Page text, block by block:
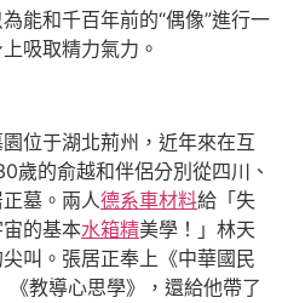
能和千百年前的“偶像”進行一
吸取精力氣力。
位于湖北荊州，近年來在互
歲的俞越和伴侶分別從四川、
墓。兩人德系車材料給「失
的基本水箱精美學！」林天
叫。張居正奉上《中華國民
《教導心思學》，還給他帶了